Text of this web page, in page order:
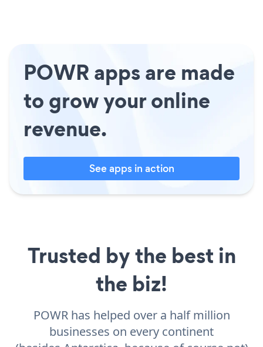
POWR apps are made
to grow your online
revenue.
See apps in action
Trusted by the best in
the biz!
POWR has helped over a half million
businesses on every continent